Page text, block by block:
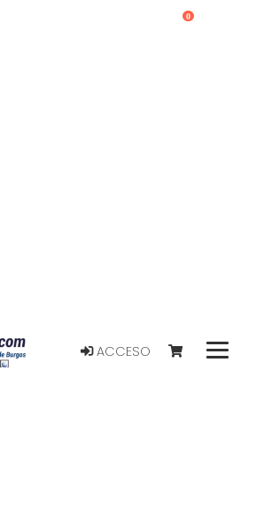
ACCESO
0